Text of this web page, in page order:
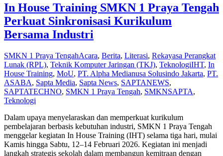
In House Training SMKN 1 Praya Tengah
Perkuat Sinkronisasi Kurikulum
Bersama Industri
SMKN 1 Praya TengahAcara, Berita, Literasi, Rekayasa Perangkat
Lunak (RPL), Teknik Komputer Jaringan (TKJ), TeknologiIHT, In
House Training, MoU, PT. Alpha Medianusa Solusindo Jakarta, PT.
ASABA, Sapta Media, Sapta News, SAPTANEWS,
SAPTATECHNO, SMKN 1 Praya Tengah, SMKNSAPTA,
Teknologi
Dalam upaya menyelaraskan dan memperkuat kurikulum
pembelajaran berbasis kebutuhan industri, SMKN 1 Praya Tengah
menggelar kegiatan In House Training (IHT) selama tiga hari, mulai
Kamis hingga Sabtu, 12–14 Februari 2026. Kegiatan ini menjadi
langkah strategis sekolah dalam membangun kemitraan dengan